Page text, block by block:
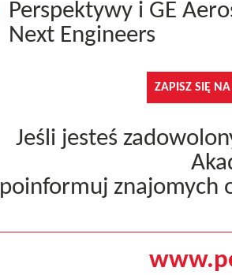
Perspektywy i GE
Next Engineers
ZAPISZ SIĘ
Jeśli jesteś
poinformuj znajomych